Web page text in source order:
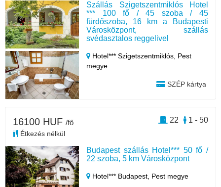
Szállás Szigetszentmiklós Hotel
*** 100 fő / 45 szoba / 45
fürdőszoba, 16 km a Budapesti
Városközpont, szállás
svédasztalos reggelivel
Hotel*** Szigetszentmiklós, Pest
megye
SZÉP kártya
Budapest szállás Hotel*** 50 fő /
22 szoba, 5 km Városközpont
Hotel*** Budapest, Pest megye
16100 HUF /fő
Étkezés nélkül
1 - 50
22